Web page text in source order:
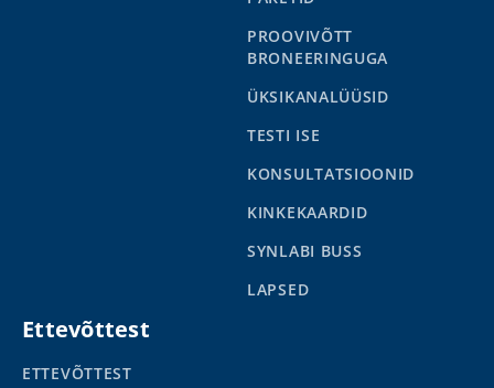
PROOVIVÕTT
BRONEERINGUGA
ÜKSIKANALÜÜSID
TESTI ISE
KONSULTATSIOONID
KINKEKAARDID
SYNLABI BUSS
LAPSED
Ettevõttest
ETTEVÕTTEST